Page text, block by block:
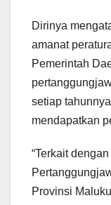
Dirinya
amanat
Pemerintah
setiap
mendapatkan
“Terkait
Provinsi